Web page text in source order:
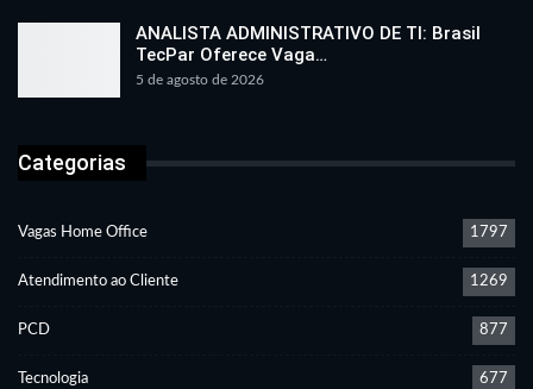
ANALISTA ADMINISTRATIVO DE TI: Brasil
TecPar Oferece Vaga…
5 de agosto de 2026
Categorias
Vagas Home Office 1797
Atendimento ao Cliente 1269
PCD 877
Tecnologia 677